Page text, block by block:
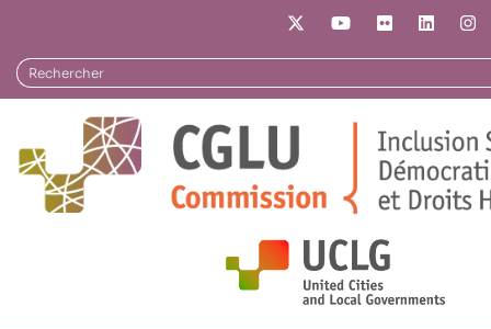
contenu
principal
Rechercher
Répertoire de pratiques
L'initiative Surabaya verte et propre